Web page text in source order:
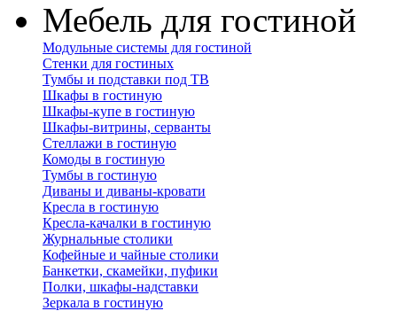
Мебель для гостиной
Модульные системы для гостиной
Стенки для гостиных
Тумбы и подставки под ТВ
Шкафы в гостиную
Шкафы-купе в гостиную
Шкафы-витрины, серванты
Стеллажи в гостиную
Комоды в гостиную
Тумбы в гостиную
Диваны и диваны-кровати
Кресла в гостиную
Кресла-качалки в гостиную
Журнальные столики
Кофейные и чайные столики
Банкетки, скамейки, пуфики
Полки, шкафы-надставки
Зеркала в гостиную